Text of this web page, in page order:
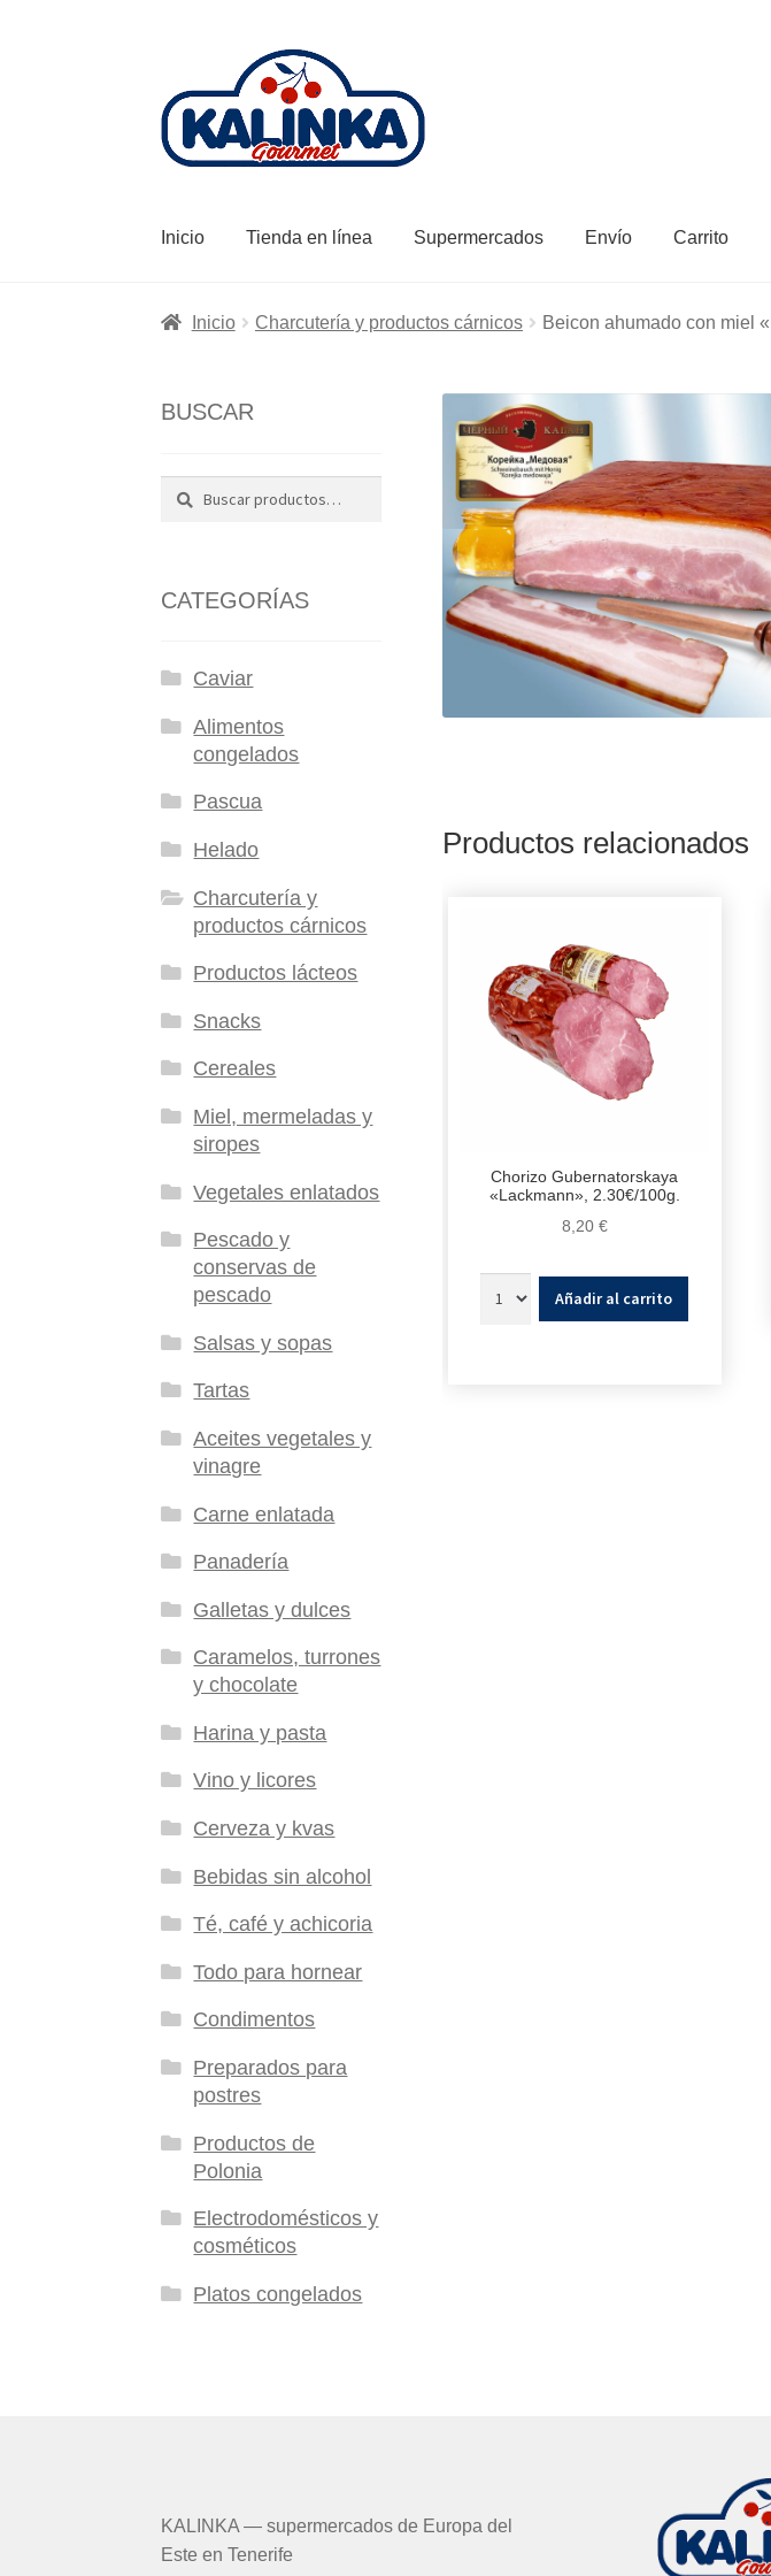
la
navegación
contenido
Inicio Tienda en línea Supermercados Envío Carrito
Inicio Charcutería y productos cárnicos Beicon ahumado con miel
Productos relacionados
Chorizo Gubernatorskaya
«Lackmann», 2.30€/100g.
8,20 €
Añadir al carrito
BUSCAR
Buscar
por:
Buscar
CATEGORÍAS
Caviar
Alimentos
congelados
Pascua
Helado
Charcutería y
productos cárnicos
Productos lácteos
Snacks
Cereales
Miel, mermeladas y
siropes
Vegetales enlatados
Pescado y
conservas de
pescado
Salsas y sopas
Tartas
Aceites vegetales y
vinagre
Carne enlatada
Panadería
Galletas y dulces
Caramelos, turrones
y chocolate
Harina y pasta
Vino y licores
Cerveza y kvas
Bebidas sin alcohol
Té, café y achicoria
Todo para hornear
Condimentos
Preparados para
postres
Productos de
Polonia
Electrodomésticos y
cosméticos
Platos congelados
KALINKA — supermercados de Europa del
Este en Tenerife